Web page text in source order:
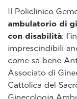
Il Policlinico
ambulatorio di
con disabilità:
imprescindibili
come sa bene
Associato di
Cattolica del